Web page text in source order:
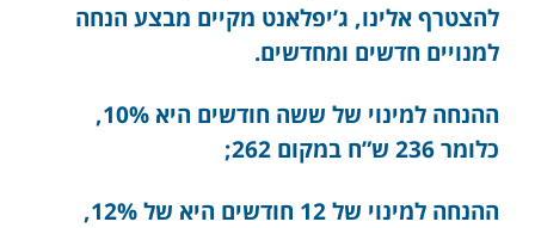
להצטרף אלינו, ג’יפלאנט מקיים מבצע הנחה
למנויים חדשים ומחדשים.
ההנחה למינוי של ששה חודשים היא 10%,
כלומר 236 ש”ח במקום 262;
ההנחה למינוי של 12 חודשים היא של 12%,